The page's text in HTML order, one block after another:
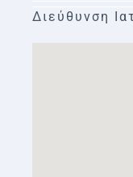
Διεύθυνση